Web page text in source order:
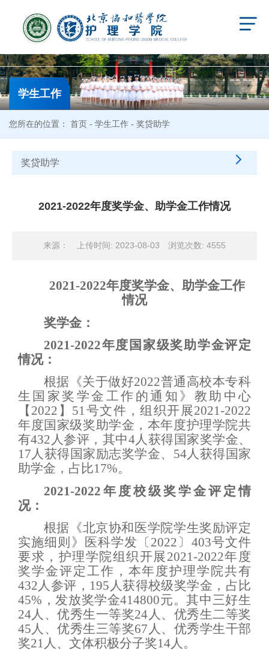
学生工作
您所在的位置： 首页 - 学生工作 - 奖贷助学
奖贷助学
2021-2022年度奖学金、助学金工作情况
来源： 上传时间: 2023-08-03 浏览次数: 4555
2021-2022年度奖学金、助学金工作
情况
奖学金：
2021-2022年度国家级奖助学金评定
情况：
根据《关于做好2022普通高校本专科
生国家奖学金工作的通知》教助中心
【2022】51号文件，组织开展2021-2022
年度国家级奖助学金，本年度护理学院共
有432人参评，其中4人获得国家奖学金、
17人获得国家励志奖学金、54人获得国家
助学金，占比17%。
2021-2022年度校级奖学金评定情
况：
根据《北京协和医学院学生奖励评定
实施细则》医科学发〔2022 〕 403号文件
要求， 护理学院组织开展2021-2022年度
奖学金评定工作， 本年度护理学院共有
432人参评，195人获得校级奖学金，占比
45%，发放奖学金414800元。其中三好生
24人、优秀生一等奖24人、优秀生二等奖
45人、优秀生三等奖67人、优秀学生干部
奖21人、 文体积极分子奖14人。